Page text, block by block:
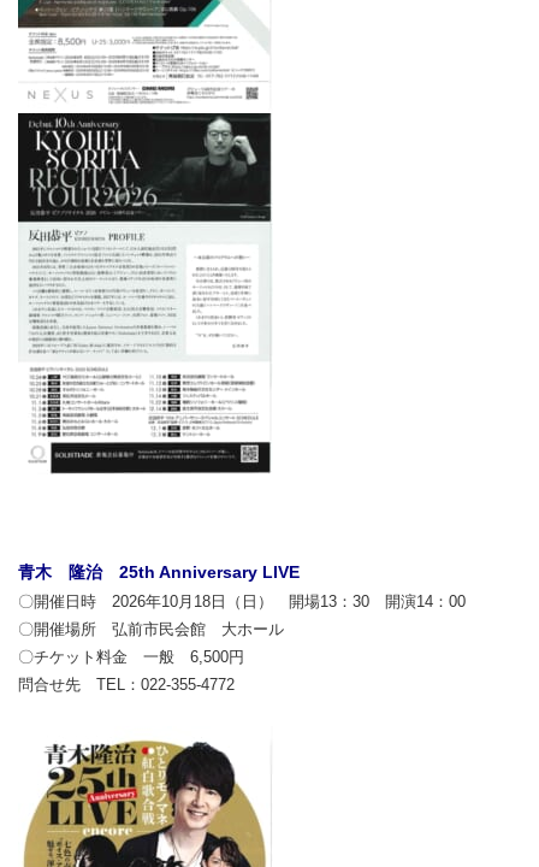
青木 隆治 25th Anniversary LIVE
〇開催日時 2026年10月18日（日） 開場13：30 開演14：00
〇開催場所 弘前市民会館 大ホール
〇チケット料金 一般 6,500円
問合せ先 TEL：022-355-4772